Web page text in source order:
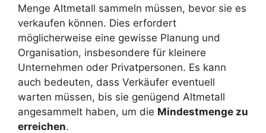
Menge Altmetall sammeln müssen, bevor sie es
verkaufen können. Dies erfordert
möglicherweise eine gewisse Planung und
Organisation, insbesondere für kleinere
Unternehmen oder Privatpersonen. Es kann
auch bedeuten, dass Verkäufer eventuell
warten müssen, bis sie genügend Altmetall
angesammelt haben, um die Mindestmenge zu
erreichen.